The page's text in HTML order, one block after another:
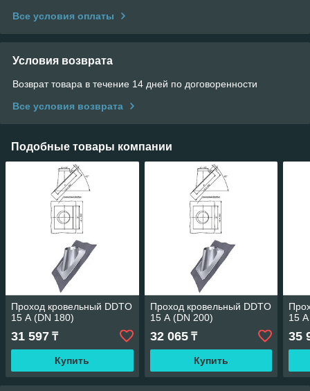
Все условия оплаты
Условия возврата
Возврат товара в течение 14 дней по договоренности
Все условия возврата
Подобные товары компании
Проход кровельный DDTO
15 А (DN 180)
31 597 ₸
Купить
Проход кровельный DDTO
15 А (DN 200)
32 065₸
Купить
15
35